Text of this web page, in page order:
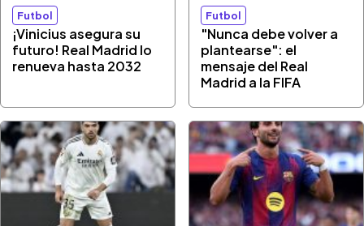
Futbol
¡Vinicius asegura su
futuro! Real Madrid lo
renueva hasta 2032
Futbol
"Nunca debe volver a
plantearse": el
mensaje del Real
Madrid a la FIFA